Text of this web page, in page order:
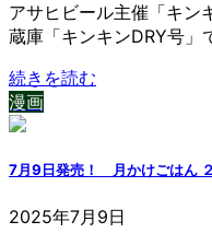
アサヒビール主催「キ
蔵庫「キンキンDRY号」
続きを読む
漫画
7月9日発売！ 月かけごはん ２
2025年7月9日